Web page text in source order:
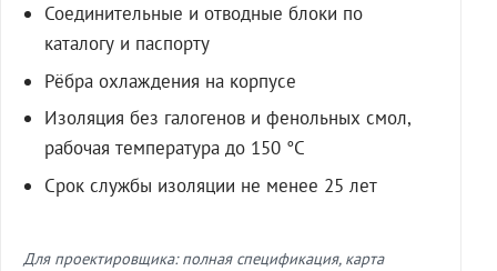
Соединительные и отводные блоки по
каталогу и паспорту
Рёбра охлаждения на корпусе
Изоляция без галогенов и фенольных смол,
рабочая температура до 150 °C
Срок службы изоляции не менее 25 лет
Для проектировщика: полная спецификация, карта